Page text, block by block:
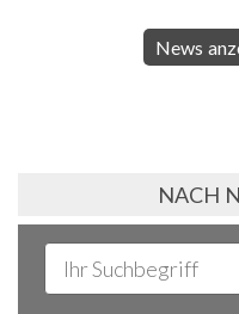
News
NACH